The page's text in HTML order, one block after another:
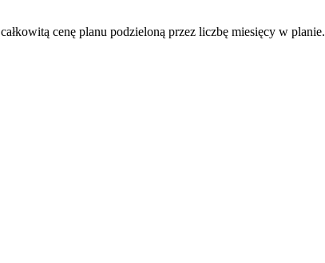
cenę planu podzieloną przez liczbę miesięcy w planie.